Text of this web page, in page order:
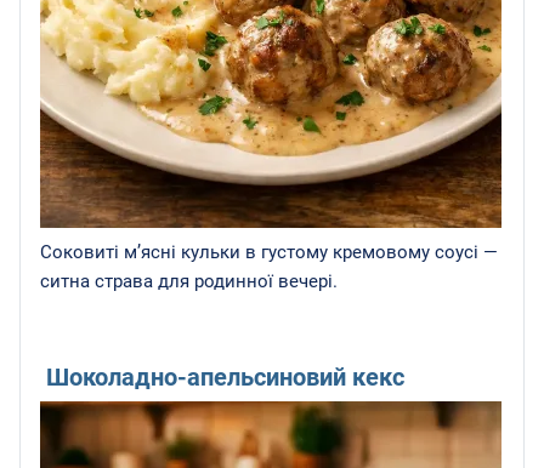
Соковиті м’ясні кульки в густому кремовому соусі —
ситна страва для родинної вечері.
Шоколадно-апельсиновий кекс